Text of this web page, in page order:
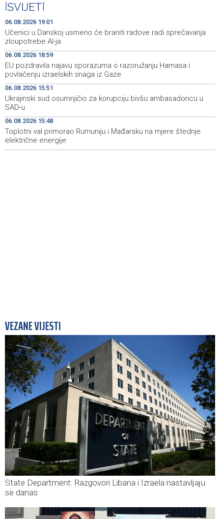
20:36
Počeo memorijalni turnir 'Streetball Tomislavgrad 2026.
Branimir Mašić Bani'
20:26
Na Vilsonovom šetalištu u Sarajevu predstavljeno 50
luksuznih i sportskih automobila
20:01 Announcement of events for Friday, 7 August 2026
19:55
Drugi Festival bakri okupio mještane i posjetitelje kod
Livna
heritage project
SVIJET
06.08.2026 19:01
Učenici u Danskoj usmeno će braniti radove radi sprečavanja
zloupotrebe AI-ja
06.08.2026 18:59
EU pozdravila najavu sporazuma o razoružanju Hamasa i
povlačenju izraelskih snaga iz Gaze
06.08.2026 15:51
Ukrajinski sud osumnjičio za korupciju bivšu ambasadoricu u
SAD-u
06.08.2026 15:48
Toplotni val primorao Rumuniju i Mađarsku na mjere štednje
električne energije
VEZANE VIJESTI
State Department: Razgovori Libana i Izraela nastavljaju
se danas